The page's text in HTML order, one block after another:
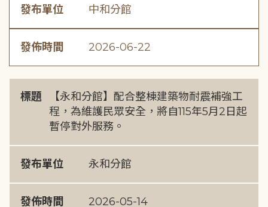
發布單位 中和分館
發佈時間 2026-06-22
標題
【永和分館】配合整棟建築物耐震補強工
程，為維護民眾安全，將自115年5月2日起
暫停對外服務。
發布單位 永和分館
發佈時間 2026-05-14